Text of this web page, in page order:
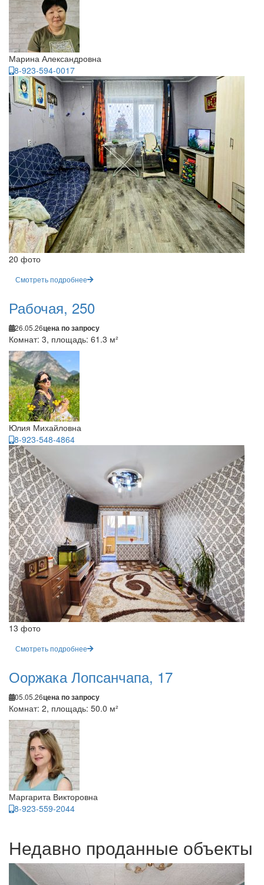
Марина Александровна
8-923-594-0017
20 фото
Смотреть подробнее
Рабочая, 250
26.05.26цена по запросу
Комнат: 3, площадь: 61.3 м²
Юлия Михайловна
8-923-548-4864
13 фото
Смотреть подробнее
Ооржака Лопсанчапа, 17
05.05.26цена по запросу
Комнат: 2, площадь: 50.0 м²
Маргарита Викторовна
8-923-559-2044
Недавно проданные объекты